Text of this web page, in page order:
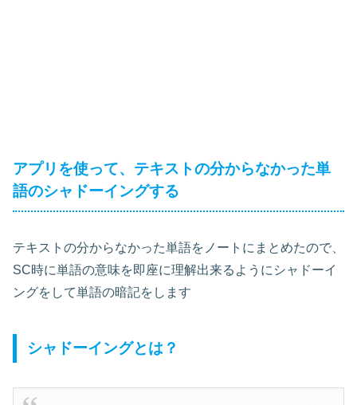
アプリを使って、テキストの分からなかった単
語のシャドーイングする
テキストの分からなかった単語をノートにまとめたので、
SC時に単語の意味を即座に理解出来るようにシャドーイ
ングをして単語の暗記をします
シャドーイングとは？